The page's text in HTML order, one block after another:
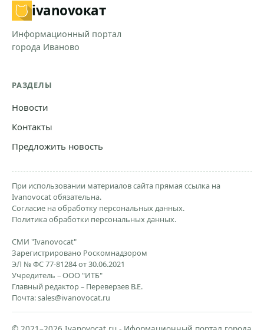
ivanovoкат
Информационный портал
города Иваново
РАЗДЕЛЫ
Новости
Контакты
Предложить новость
При использовании материалов сайта прямая ссылка на
Ivanovocat обязательна.
Согласие на обработку персональных данных.
Политика обработки персональных данных.
СМИ "Ivanovocat"
Зарегистрировано Роскомнадзором
ЭЛ № ФС 77-81284 от 30.06.2021
Учредитель – ООО "ИТБ"
Главный редактор – Переверзев В.Е.
Почта:sales@ivanovocat.ru